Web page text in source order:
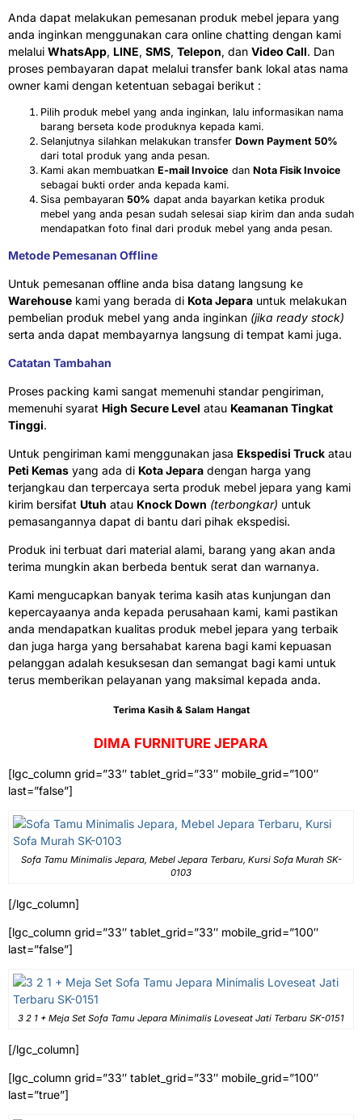
Anda dapat melakukan pemesanan produk mebel jepara yang
anda inginkan menggunakan cara online chatting dengan kami
melalui WhatsApp, LINE, SMS, Telepon, dan Video Call. Dan
proses pembayaran dapat melalui transfer bank lokal atas nama
owner kami dengan ketentuan sebagai berikut :
Pilih produk mebel yang anda inginkan, lalu informasikan nama
barang berseta kode produknya kepada kami.
Selanjutnya silahkan melakukan transfer Down Payment 50%
dari total produk yang anda pesan.
Kami akan membuatkan E-mail Invoice dan Nota Fisik Invoice
sebagai bukti order anda kepada kami.
Sisa pembayaran 50% dapat anda bayarkan ketika produk
mebel yang anda pesan sudah selesai siap kirim dan anda sudah
mendapatkan foto final dari produk mebel yang anda pesan.
Metode Pemesanan Offline
Untuk pemesanan offline anda bisa datang langsung ke
Warehouse kami yang berada di Kota Jepara untuk melakukan
pembelian produk mebel yang anda inginkan (jika ready stock)
serta anda dapat membayarnya langsung di tempat kami juga.
Catatan Tambahan
Proses packing kami sangat memenuhi standar pengiriman,
memenuhi syarat High Secure Level atau Keamanan Tingkat
Tinggi.
Untuk pengiriman kami menggunakan jasa Ekspedisi Truck atau
Peti Kemas yang ada di Kota Jepara dengan harga yang
terjangkau dan terpercaya serta produk mebel jepara yang kami
kirim bersifat Utuh atau Knock Down (terbongkar) untuk
pemasangannya dapat di bantu dari pihak ekspedisi.
Produk ini terbuat dari material alami, barang yang akan anda
terima mungkin akan berbeda bentuk serat dan warnanya.
Kami mengucapkan banyak terima kasih atas kunjungan dan
kepercayaanya anda kepada perusahaan kami, kami pastikan
anda mendapatkan kualitas produk mebel jepara yang terbaik
dan juga harga yang bersahabat karena bagi kami kepuasan
pelanggan adalah kesuksesan dan semangat bagi kami untuk
terus memberikan pelayanan yang maksimal kepada anda.
Terima Kasih & Salam Hangat
DIMA FURNITURE JEPARA
[lgc_column grid=”33″ tablet_grid=”33″ mobile_grid=”100″
last=”false”]
Sofa Tamu Minimalis Jepara, Mebel Jepara Terbaru, Kursi Sofa Murah SK-
0103
[/lgc_column]
[lgc_column grid=”33″ tablet_grid=”33″ mobile_grid=”100″
last=”false”]
3 2 1 + Meja Set Sofa Tamu Jepara Minimalis Loveseat Jati Terbaru SK-0151
[/lgc_column]
[lgc_column grid=”33″ tablet_grid=”33″ mobile_grid=”100″
last=”true”]